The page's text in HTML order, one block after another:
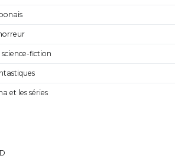
science-fiction
et les séries